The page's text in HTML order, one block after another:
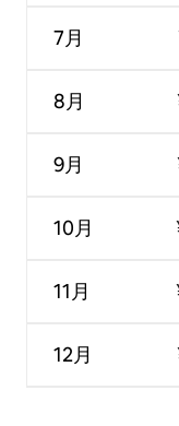
7月
8月
9月
10月
11月
12月